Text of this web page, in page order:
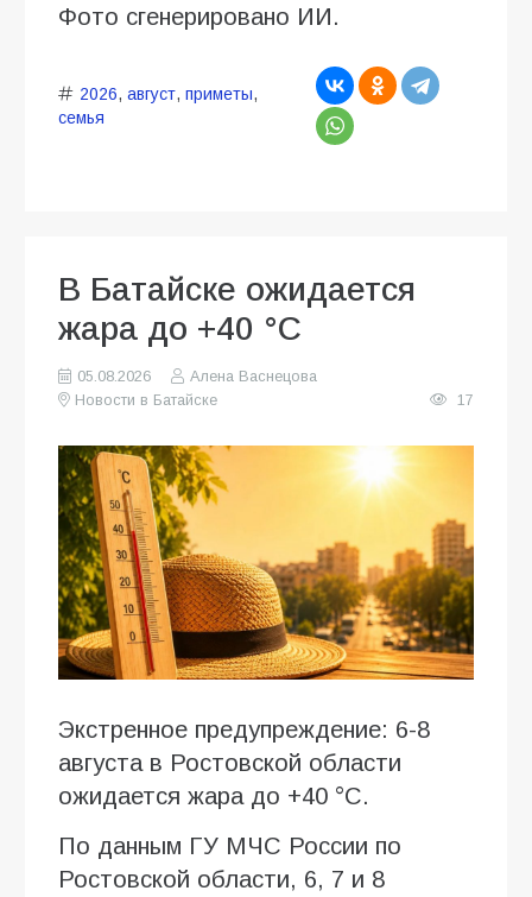
Фото сгенерировано ИИ.
2026, август, приметы,
семья
В Батайске ожидается
жара до +40 °C
05.08.2026
Алена Васнецова
Новости в Батайске
17
Экстренное предупреждение: 6-8
августа в Ростовской области
ожидается жара до +40 °C.
По данным ГУ МЧС России по
Ростовской области, 6, 7 и 8